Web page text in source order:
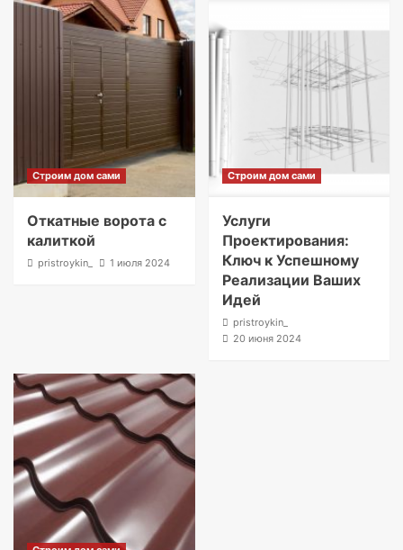
Строим дом сами
Откатные ворота с
калиткой
pristroykin_ 1 июля 2024
Строим дом сами
Услуги
Проектирования:
Ключ к Успешному
Реализации Ваших
Идей
pristroykin_
20 июня 2024